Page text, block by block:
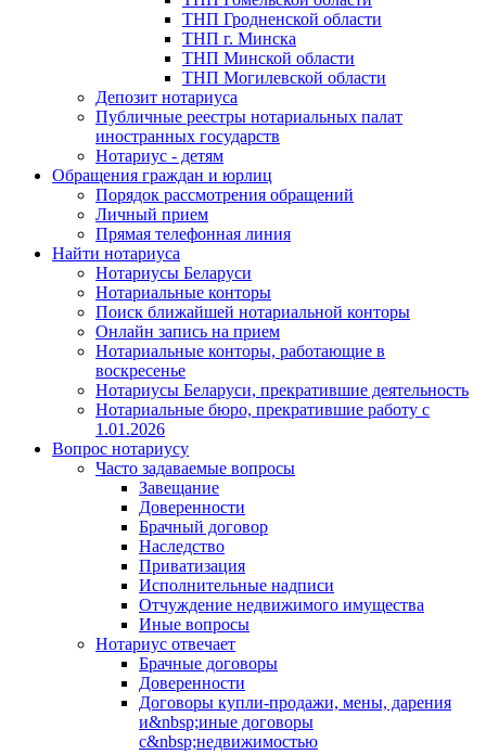
ТНП Гродненской области
ТНП г. Минска
ТНП Минской области
ТНП Могилевской области
Депозит нотариуса
Публичные реестры нотариальных палат
иностранных государств
Нотариус - детям
Обращения граждан и юрлиц
Порядок рассмотрения обращений
Личный прием
Прямая телефонная линия
Найти нотариуса
Нотариусы Беларуси
Нотариальные конторы
Поиск ближайшей нотариальной конторы
Онлайн запись на прием
Нотариальные конторы, работающие в
воскресенье
Нотариусы Беларуси, прекратившие деятельность
Нотариальные бюро, прекратившие работу с
1.01.2026
Вопрос нотариусу
Часто задаваемые вопросы
Завещание
Доверенности
Брачный договор
Наследство
Приватизация
Исполнительные надписи
Отчуждение недвижимого имущества
Иные вопросы
Нотариус отвечает
Брачные договоры
Доверенности
Договоры купли-продажи, мены, дарения
и&nbsp;иные договоры
с&nbsp;недвижимостью